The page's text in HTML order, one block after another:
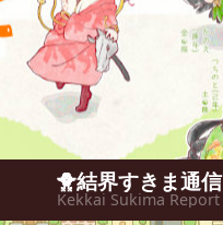
🐥結界すきま通信
Kekkai Sukima Report